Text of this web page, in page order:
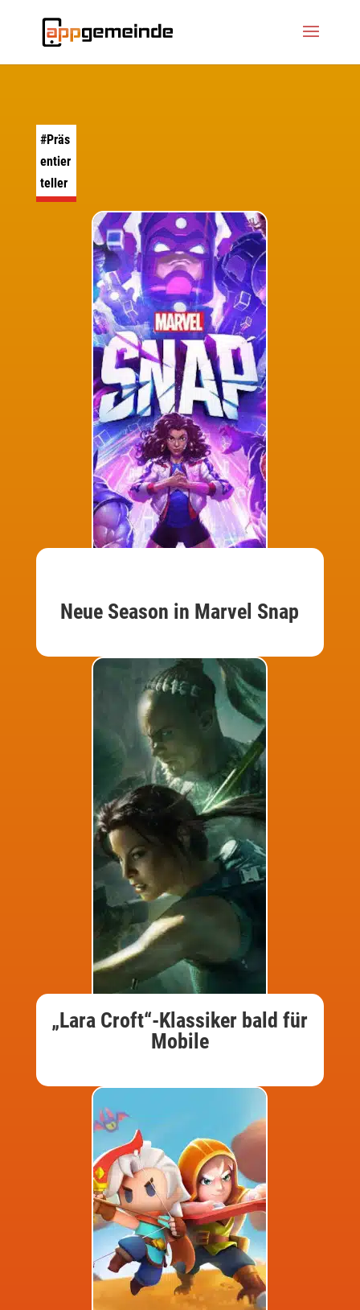
#Präs
entier
teller
Neue Season in Marvel Snap
„Lara Croft“-Klassiker bald für
Mobile